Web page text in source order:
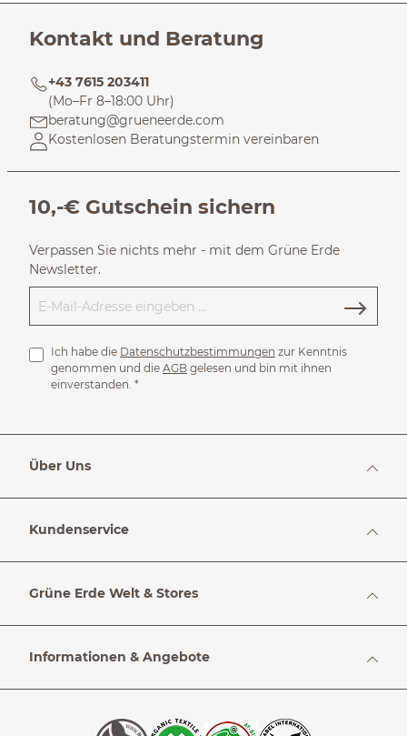
Kontakt und Beratung
+43 7615 203411
(Mo–Fr 8–18:00 Uhr)
beratung@grueneerde.com
Kostenlosen Beratungstermin vereinbaren
10,-€ Gutschein sichern
Verpassen Sie nichts mehr - mit dem Grüne Erde
Newsletter.
Ich habe die Datenschutzbestimmungen zur Kenntnis
genommen und die AGB gelesen und bin mit ihnen
einverstanden. *
Über Uns
Kundenservice
Grüne Erde Welt & Stores
Informationen & Angebote